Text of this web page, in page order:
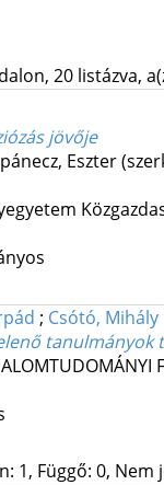
20 listázva,
jövője
Eszter
; Csótó, Mihály
tanulmányok
1, Függő: 0, Nem